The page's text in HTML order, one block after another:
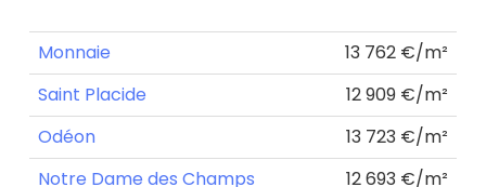
Monnaie
13 762 €/m²
Saint Placide
12 909 €/m²
Odéon
13 723 €/m²
Notre Dame des Champs
12 693 €/m²